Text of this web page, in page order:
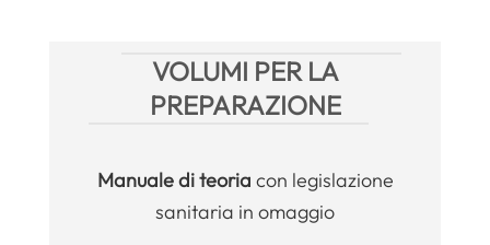
VOLUMI PER LA
PREPARAZIONE
Manualedi teoria con legislazione
sanitaria in omaggio